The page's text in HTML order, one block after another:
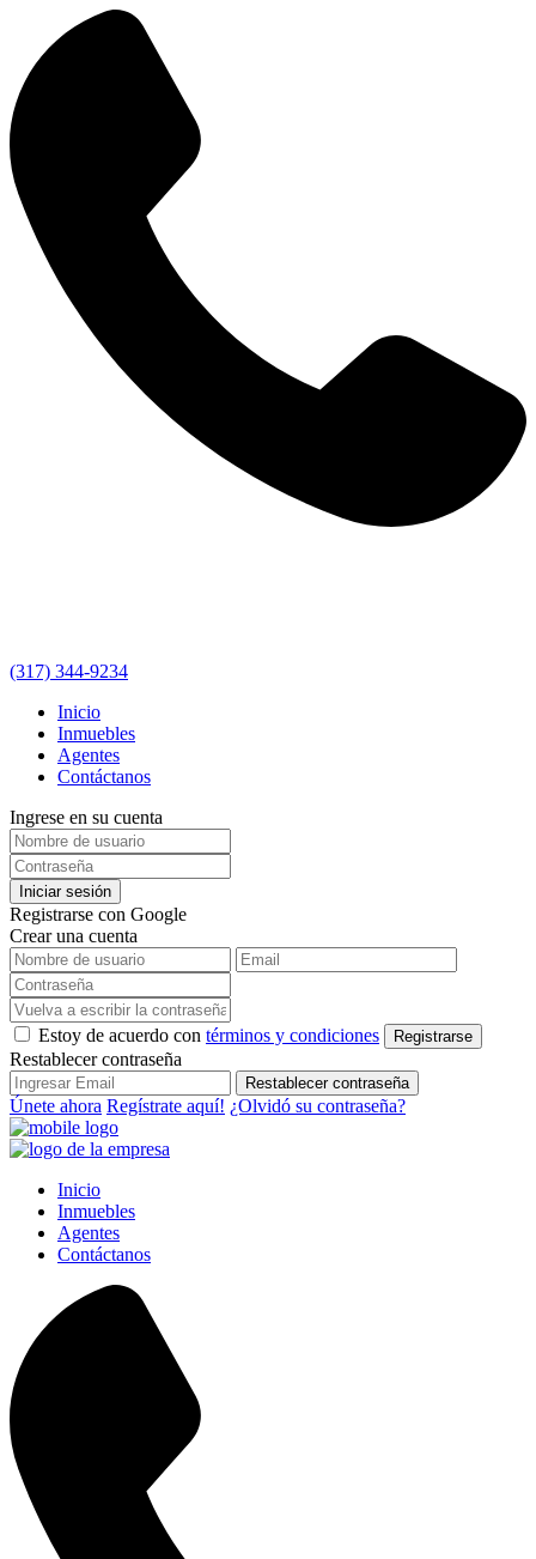
(317) 344-9234
Inicio
Inmuebles
Agentes
Contáctanos
Ingrese en su cuenta
Iniciar sesión
Registrarse con Google
Crear una cuenta
Estoy de acuerdo con términos y condiciones Registrarse
Restablecer contraseña
Restablecer contraseña
Únete ahora Regístrate aquí! ¿Olvidó su contraseña?
Inicio
Inmuebles
Agentes
Contáctanos